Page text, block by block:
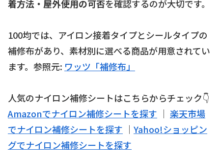
着方法・屋外使用の可否を確認するのが大切です。
100均では、アイロン接着タイプとシールタイプの
補修布があり、素材別に選べる商品が用意されてい
ます。参照元: ワッツ「補修布」
人気のナイロン補修シートはこちらからチェック👇
Amazonでナイロン補修シートを探す ｜ 楽天市場
でナイロン補修シートを探す ｜ Yahoo!ショッピン
グでナイロン補修シートを探す